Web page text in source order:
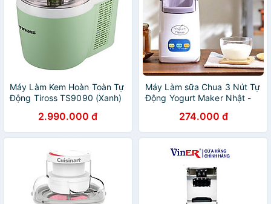
Máy Làm Kem Hoàn Toàn Tự
Động Tiross TS9090 (Xanh)
2.990.000 đ
Máy Làm sữa Chua 3 Nút Tự
Động Yogurt Maker Nhật -
Giản - Hàng Chính Hãng
MINIIN
274.000 đ